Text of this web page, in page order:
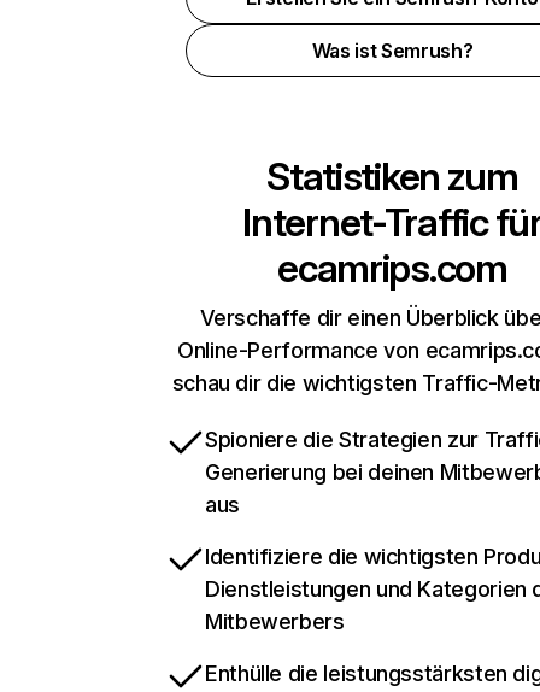
Was ist Semrush?
Statistiken zum
Internet-Traffic
ecamrips.com
Verschaffe dir einen Überblick
Online-Performance von
schau dir die wichtigsten Traffic-
Spioniere die Strategien zur
Generierung bei deinen
aus
Identifiziere die wichtigsten
Dienstleistungen und Kategorien
Mitbewerbers
Enthülle die leistungsstärksten